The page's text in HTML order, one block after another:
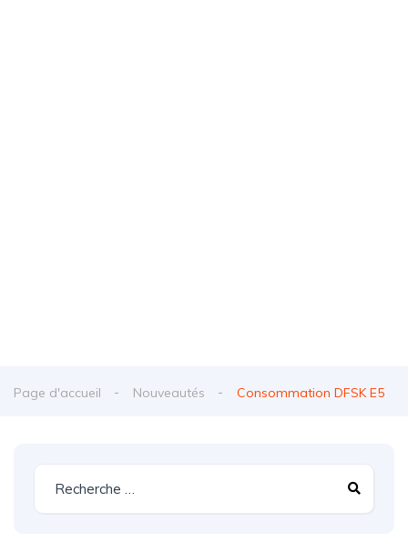
Page d'accueil Nouveautés Consommation DFSK E5